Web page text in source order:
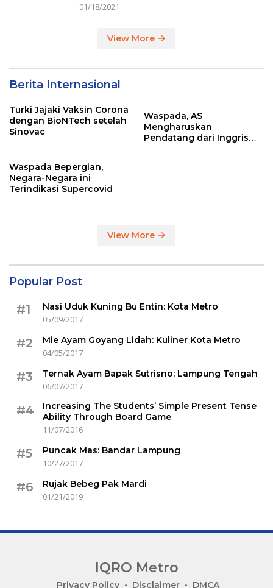
01/18/2021
View More
Berita Internasional
Turki Jajaki Vaksin Corona
dengan BioNTech setelah
Sinovac
Waspada, AS
Mengharuskan
Pendatang dari Inggris
Waspada Bepergian,
Negara-Negara ini
Terindikasi Supercovid
View More
Popular Post
#1
Nasi Uduk Kuning Bu Entin: Kota Metro
05/09/2017
#2
Mie Ayam Goyang Lidah: Kuliner Kota Metro
04/05/2017
#3
Ternak Ayam Bapak Sutrisno: Lampung Tengah
06/07/2017
#4
Increasing The Students’ Simple Present Tense
Ability Through Board Game
11/07/2016
#5
Puncak Mas: Bandar Lampung
10/27/2017
#6
Rujak Bebeg Pak Mardi
01/21/2019
IQRO Metro
Privacy Policy Disclaimer DMCA